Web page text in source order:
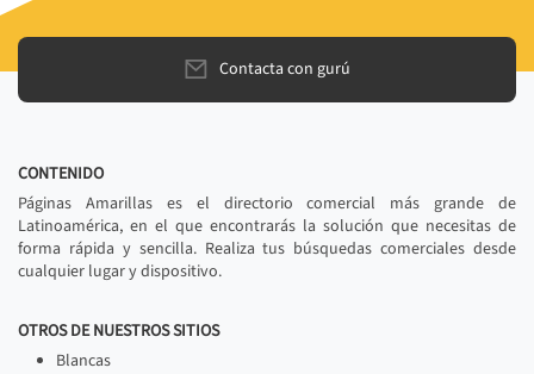
Contacta con gurú
CONTENIDO
Páginas Amarillas es el directorio comercial más grande de
Latinoamérica, en el que encontrarás la solución que necesitas de
forma rápida y sencilla. Realiza tus búsquedas comerciales desde
cualquier lugar y dispositivo.
OTROS DE NUESTROS SITIOS
Blancas